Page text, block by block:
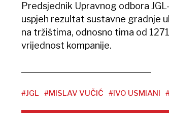
Predsjednik Upravnog odbora
uspjeh rezultat sustavne gradnje
na tržištima, odnosno tima od
vrijednost kompanije.
#JGL #MISLAV VUČIĆ #IVO USMIANI